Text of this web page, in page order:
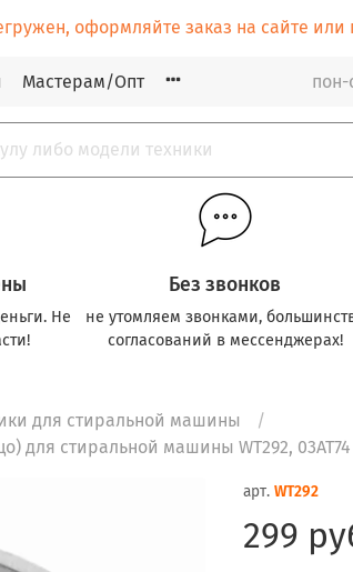
оформляйте заказ на сайте
Мастерам/Опт пон-
Не
Без звонков
не утомляем звонками,
согласований в мессенджерах!
для стиральной машины
для стиральной машины WT292, 03AT74
арт. WT292
299